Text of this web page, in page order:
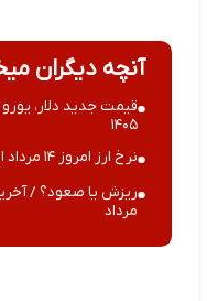
آنچه دیگران
۱۴۰۵
نرخ ارز امروز ۱۴ مرداد اعلام شد؛ دلار و یورو چند؟
مرداد